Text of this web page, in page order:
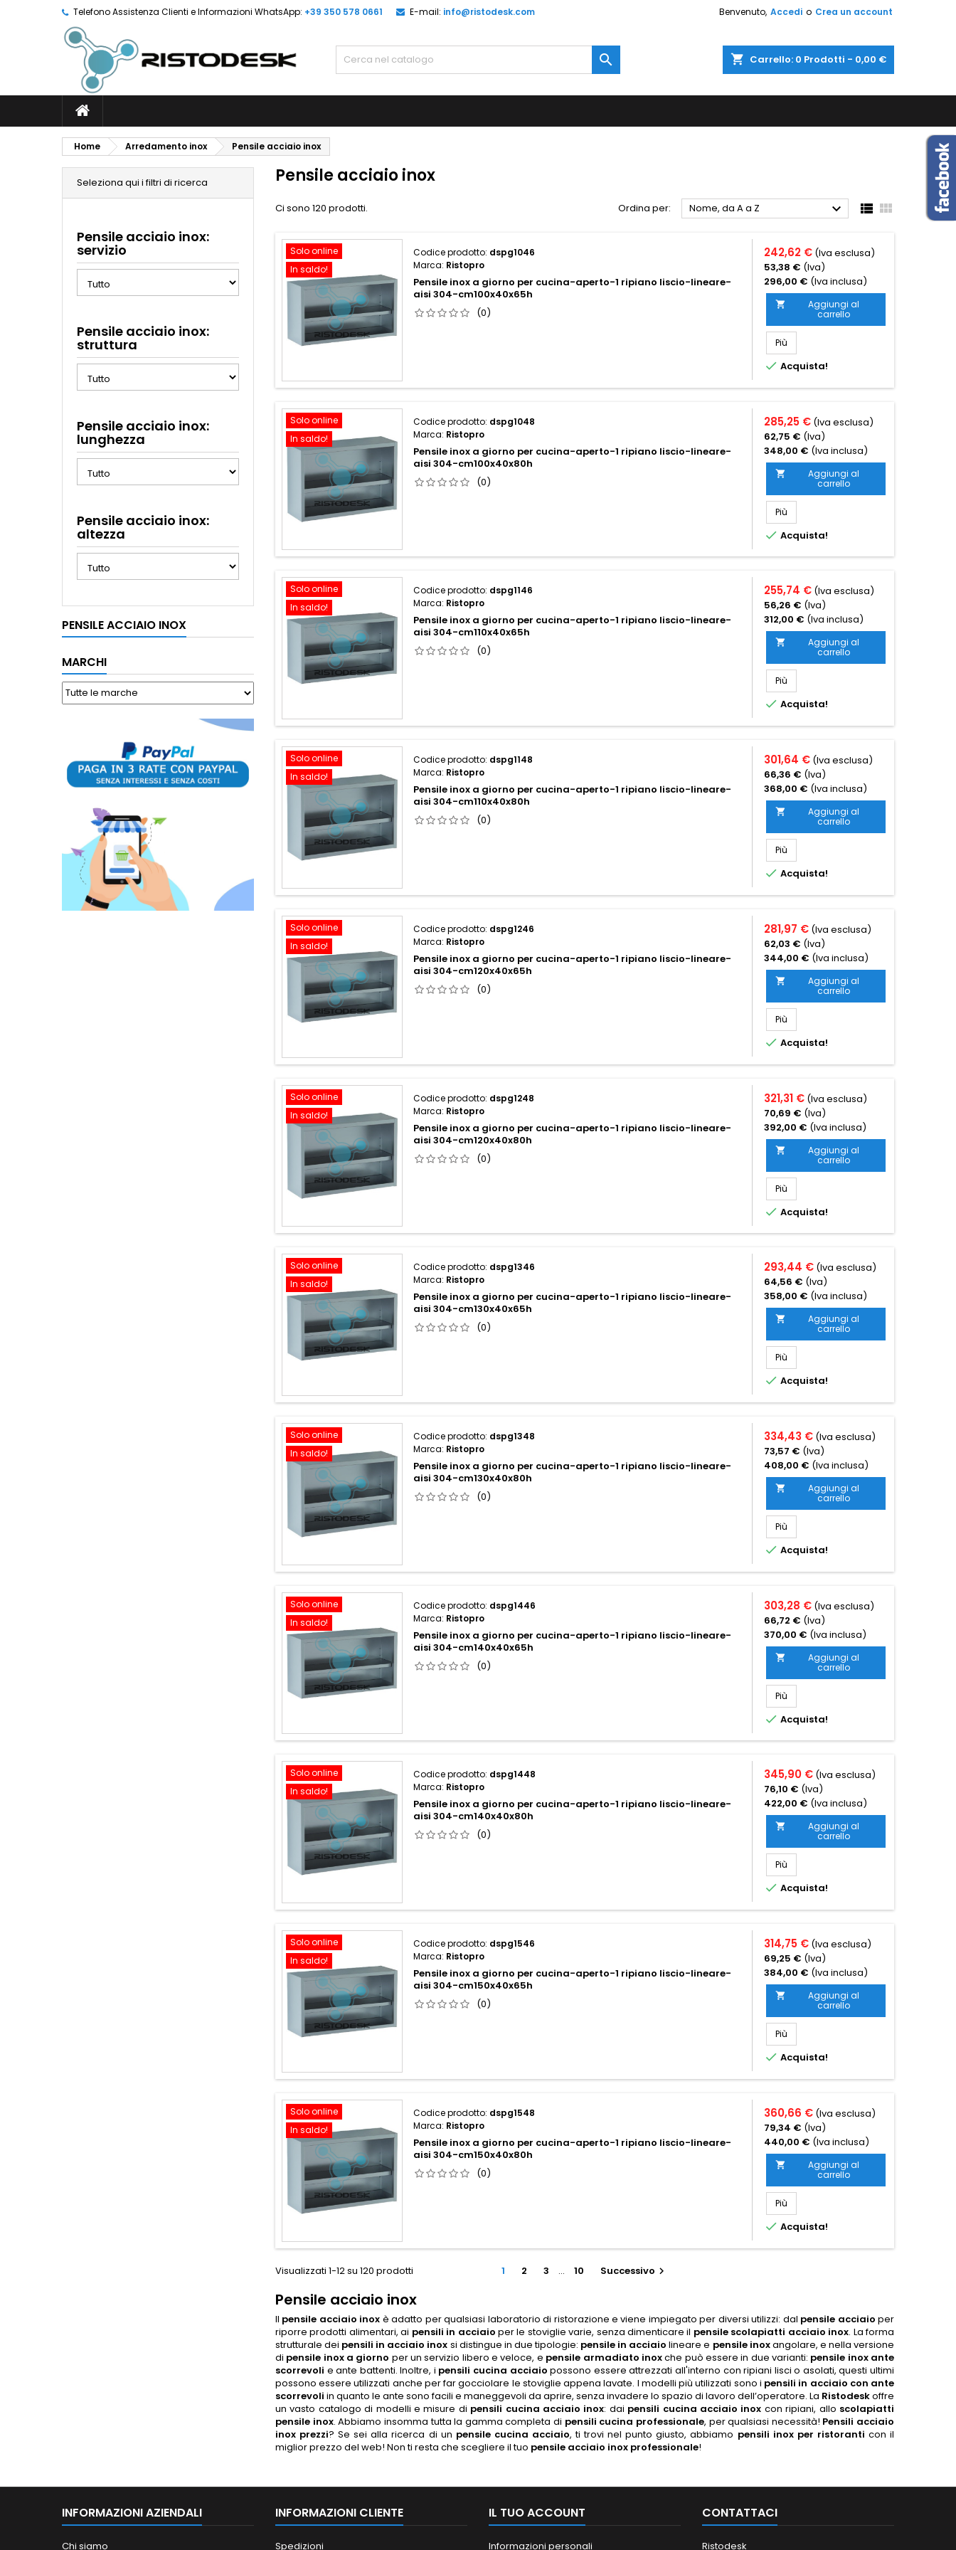
Telefono Assistenza Clienti e Informazioni WhatsApp: +39 350 578 0661 E-mail: info@ristodesk.com Benvenuto, Accedi o Crea un account
shopping_cart Carrello: 0 Prodotti - 0,00 €

Home Arredamento inox Pensile acciaio inox
Seleziona qui i filtri di ricerca
Pensile acciaio inox:
servizio
Pensile acciaio inox:
struttura
Pensile acciaio inox:
lunghezza
Pensile acciaio inox:
altezza
PENSILE ACCIAIO INOX
MARCHI
Pensile acciaio inox
Ci sono 120 prodotti. Ordina per: Nome, da A a Z   
Solo online
In saldo!
Codice prodotto: dspg1046
Marca: Ristopro
Pensile inox a giorno per cucina-aperto-1 ripiano liscio-lineare-
aisi 304-cm100x40x65h
(0)
242,62 € (Iva esclusa)
53,38 € (Iva)
296,00 € (Iva inclusa)

Aggiungi al
carrello
Più
 Acquista!
Solo online
In saldo!
Codice prodotto: dspg1048
Marca: Ristopro
Pensile inox a giorno per cucina-aperto-1 ripiano liscio-lineare-
aisi 304-cm100x40x80h
(0)
285,25 € (Iva esclusa)
62,75 € (Iva)
348,00 € (Iva inclusa)

Aggiungi al
carrello
Più
 Acquista!
Solo online
In saldo!
Codice prodotto: dspg1146
Marca: Ristopro
Pensile inox a giorno per cucina-aperto-1 ripiano liscio-lineare-
aisi 304-cm110x40x65h
(0)
255,74 € (Iva esclusa)
56,26 € (Iva)
312,00 € (Iva inclusa)

Aggiungi al
carrello
Più
 Acquista!
Solo online
In saldo!
Codice prodotto: dspg1148
Marca: Ristopro
Pensile inox a giorno per cucina-aperto-1 ripiano liscio-lineare-
aisi 304-cm110x40x80h
(0)
301,64 € (Iva esclusa)
66,36 € (Iva)
368,00 € (Iva inclusa)

Aggiungi al
carrello
Più
 Acquista!
Solo online
In saldo!
Codice prodotto: dspg1246
Marca: Ristopro
Pensile inox a giorno per cucina-aperto-1 ripiano liscio-lineare-
aisi 304-cm120x40x65h
(0)
281,97 € (Iva esclusa)
62,03 € (Iva)
344,00 € (Iva inclusa)

Aggiungi al
carrello
Più
 Acquista!
Solo online
In saldo!
Codice prodotto: dspg1248
Marca: Ristopro
Pensile inox a giorno per cucina-aperto-1 ripiano liscio-lineare-
aisi 304-cm120x40x80h
(0)
321,31 € (Iva esclusa)
70,69 € (Iva)
392,00 € (Iva inclusa)

Aggiungi al
carrello
Più
 Acquista!
Solo online
In saldo!
Codice prodotto: dspg1346
Marca: Ristopro
Pensile inox a giorno per cucina-aperto-1 ripiano liscio-lineare-
aisi 304-cm130x40x65h
(0)
293,44 € (Iva esclusa)
64,56 € (Iva)
358,00 € (Iva inclusa)

Aggiungi al
carrello
Più
 Acquista!
Solo online
In saldo!
Codice prodotto: dspg1348
Marca: Ristopro
Pensile inox a giorno per cucina-aperto-1 ripiano liscio-lineare-
aisi 304-cm130x40x80h
(0)
334,43 € (Iva esclusa)
73,57 € (Iva)
408,00 € (Iva inclusa)

Aggiungi al
carrello
Più
 Acquista!
Solo online
In saldo!
Codice prodotto: dspg1446
Marca: Ristopro
Pensile inox a giorno per cucina-aperto-1 ripiano liscio-lineare-
aisi 304-cm140x40x65h
(0)
303,28 € (Iva esclusa)
66,72 € (Iva)
370,00 € (Iva inclusa)

Aggiungi al
carrello
Più
 Acquista!
Solo online
In saldo!
Codice prodotto: dspg1448
Marca: Ristopro
Pensile inox a giorno per cucina-aperto-1 ripiano liscio-lineare-
aisi 304-cm140x40x80h
(0)
345,90 € (Iva esclusa)
76,10 € (Iva)
422,00 € (Iva inclusa)

Aggiungi al
carrello
Più
 Acquista!
Solo online
In saldo!
Codice prodotto: dspg1546
Marca: Ristopro
Pensile inox a giorno per cucina-aperto-1 ripiano liscio-lineare-
aisi 304-cm150x40x65h
(0)
314,75 € (Iva esclusa)
69,25 € (Iva)
384,00 € (Iva inclusa)

Aggiungi al
carrello
Più
 Acquista!
Solo online
In saldo!
Codice prodotto: dspg1548
Marca: Ristopro
Pensile inox a giorno per cucina-aperto-1 ripiano liscio-lineare-
aisi 304-cm150x40x80h
(0)
360,66 € (Iva esclusa)
79,34 € (Iva)
440,00 € (Iva inclusa)

Aggiungi al
carrello
Più
 Acquista!
Visualizzati 1-12 su 120 prodotti 1 2 3 … 10 Successivo 
Pensile acciaio inox
Il pensile acciaio inox è adatto per qualsiasi laboratorio di ristorazione e viene impiegato per diversi utilizzi: dal pensile acciaio per
riporre prodotti alimentari, ai pensili in acciaio per le stoviglie varie, senza dimenticare il pensile scolapiatti acciaio inox. La forma
strutturale dei pensili in acciaio inox si distingue in due tipologie: pensile in acciaio lineare e pensile inoxangolare, e nella versione
di pensile inox a giorno per un servizio libero e veloce, e pensile armadiato inoxche può essere in due varianti: pensile inox ante
scorrevoli e ante battenti. Inoltre, i pensili cucina acciaio possono essere attrezzati all'interno con ripiani lisci o asolati, questi ultimi
possono essere utilizzati anche per far gocciolare le stoviglie appena lavate. I modelli più utilizzati sono i pensili in acciaio con ante
scorrevoli in quanto le ante sono facili e maneggevoli da aprire, senza invadere lo spazio di lavoro dell’operatore. La Ristodeskoffre
un vasto catalogo di modelli e misure di pensili cucina acciaio inox: dai pensili cucina acciaio inox con ripiani, allo scolapiatti
pensile inox. Abbiamo insomma tutta la gamma completa di pensili cucina professionale, per qualsiasi necessità! Pensili acciaio
inox prezzi? Se sei alla ricerca di un pensile cucina acciaio, ti trovi nel punto giusto, abbiamo pensili inox per ristoranti con il
miglior prezzo del web! Non ti resta che scegliere il tuo pensile acciaio inox professionale!
INFORMAZIONI AZIENDALI
Chi siamo
INFORMAZIONI CLIENTE
Spedizioni
IL TUO ACCOUNT
Informazioni personali
CONTATTACI
Ristodesk